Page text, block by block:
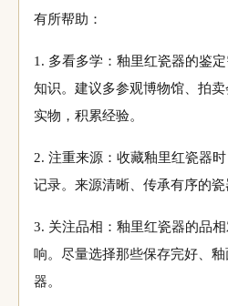
有所帮助：
1. 多看多学：釉里红瓷器的鉴
知识。建议多参观博物馆、拍
实物，积累经验。
2. 注重来源：收藏釉里红瓷器
记录。来源清晰、传承有序的瓷
3. 关注品相：釉里红瓷器的品
响。尽量选择那些保存完好、
器。